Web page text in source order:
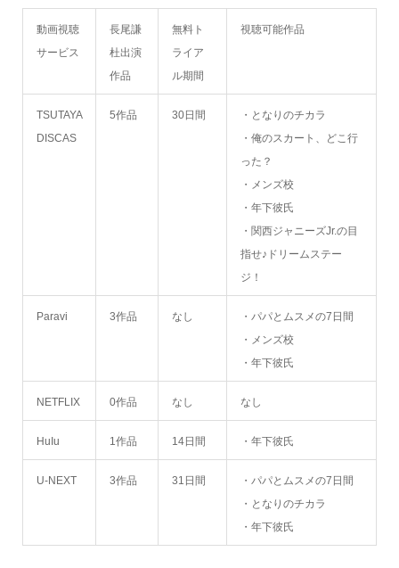
動画視聴
サービス
長尾謙
杜出演
作品
無料ト
ライア
ル期間
視聴可能作品
TSUTAYA
DISCAS
5作品 30日間
・となりのチカラ
・俺のスカート、どこ行
った？
・メンズ校
・年下彼氏
・関西ジャニーズJr.の目
指せ♪ドリームステー
ジ！
Paravi 3作品 なし
・パパとムスメの7日間
・メンズ校
・年下彼氏
NETFLIX 0作品 なし なし
HuIu 1作品 14日間 ・年下彼氏
U-NEXT 3作品 31日間
・パパとムスメの7日間
・となりのチカラ
・年下彼氏